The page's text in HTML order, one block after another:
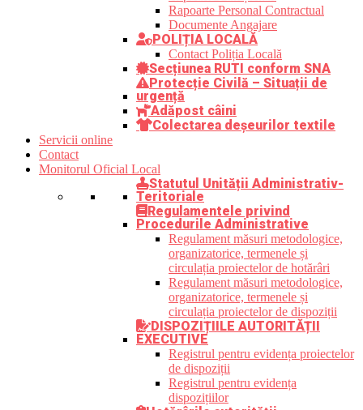
Rapoarte Personal Contractual
Documente Angajare
POLIȚIA LOCALĂ
Contact Poliția Locală
Secțiunea RUTI conform SNA
Protecție Civilă – Situații de
urgență
Adăpost câini
Colectarea deșeurilor textile
Servicii online
Contact
Monitorul Oficial Local
Statutul Unității Administrativ-
Teritoriale
Regulamentele privind
Procedurile Administrative
Regulament măsuri metodologice,
organizatorice, termenele și
circulația proiectelor de hotărâri
Regulament măsuri metodologice,
organizatorice, termenele și
circulația proiectelor de dispoziții
DISPOZIȚIILE AUTORITĂȚII
EXECUTIVE
Registrul pentru evidența proiectelor
de dispoziții
Registrul pentru evidența
dispozițiilor